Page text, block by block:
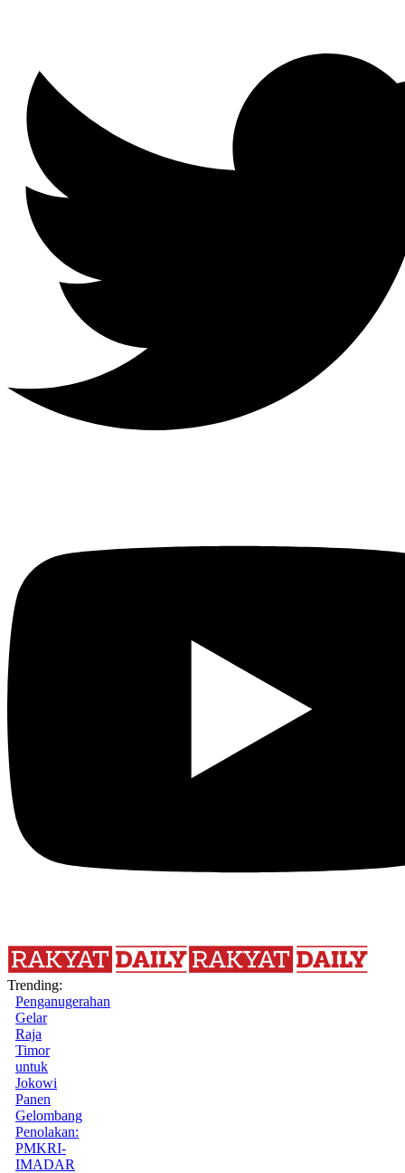
Trending:
Penganugerahan
Gelar
Raja
Timor
untuk
Jokowi
Panen
Gelombang
Penolakan:
PMKRI-
IMADAR